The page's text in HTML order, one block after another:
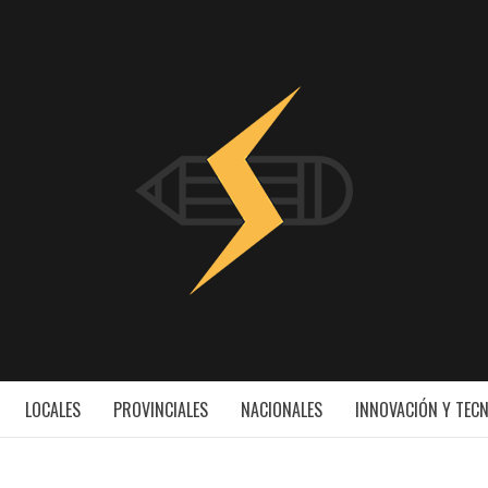
LOCALES PROVINCIALES NACIONALES INNOVACIÓN Y